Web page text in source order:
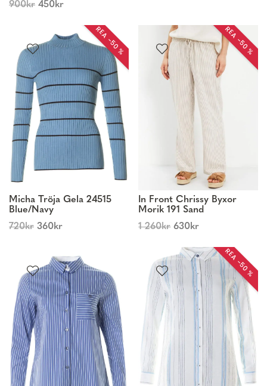
900kr 450kr
REA −50 %
Micha Tröja Gela 24515
Blue/Navy
720kr 360kr
REA −50 %
In Front Chrissy Byxor
Morik 191 Sand
1 260kr 630kr
REA −50 %